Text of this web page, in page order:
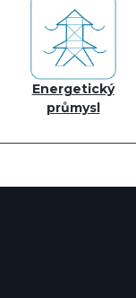
Energetický
průmysl